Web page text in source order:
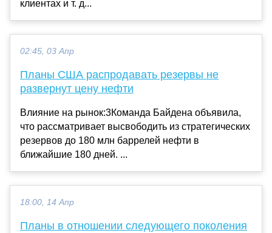
клиентах и ​​т. д...
02:45, 03 Апр
Планы США распродавать резервы не
развернут цену нефти
Влияние на рынок:3Команда Байдена объявила,
что рассматривает высвободить из стратегических
резервов до 180 млн баррелей нефти в
ближайшие 180 дней. ...
18:00, 14 Апр
Планы в отношении следующего поколения